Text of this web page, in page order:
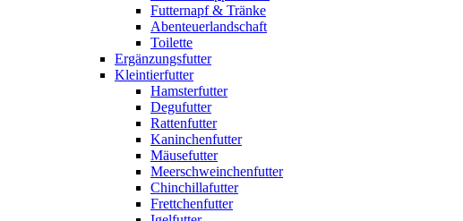
Futternapf & Tränke
Abenteuerlandschaft
Toilette
Ergänzungsfutter
Kleintierfutter
Hamsterfutter
Degufutter
Rattenfutter
Kaninchenfutter
Mäusefutter
Meerschweinchenfutter
Chinchillafutter
Frettchenfutter